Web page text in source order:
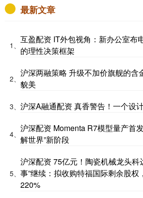
最新文章
1、
互盈配资 IT外包视角：新办公室布
的理性决策框架
2、
沪深两融策略 升级不加价旗舰的含
貌美
3、 沪深A融通配资 真香警告！一个设
4、
沪深配资 Momenta R7模型量产首
解世界”新阶段
5、
沪深配资 75亿元！陶瓷机械龙头科
事”继续：拟收购特福国际剩余股权
220%